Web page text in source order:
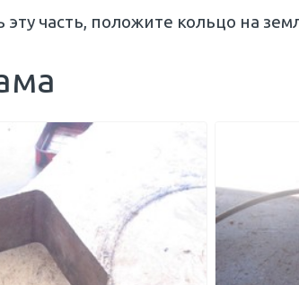
эту часть, положите кольцо на